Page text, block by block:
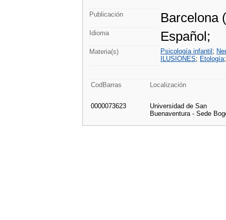
Publicación Barcelona
Idioma Español;
Materia(s) Psicología infantil ;
ILUSIONES; Etología
CodBarras Localización
0000073623
Universidad de San
Buenaventura - Sede